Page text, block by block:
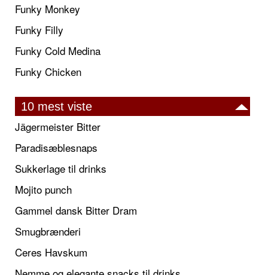
Funky Monkey
Funky Filly
Funky Cold Medina
Funky Chicken
10 mest viste
Jägermeister Bitter
Paradisæblesnaps
Sukkerlage til drinks
Mojito punch
Gammel dansk Bitter Dram
Smugbrænderi
Ceres Havskum